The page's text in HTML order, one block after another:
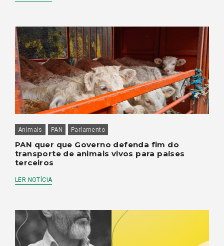
Animais PAN Parlamento
PAN quer que Governo defenda fim do
transporte de animais vivos para países
terceiros
LER NOTÍCIA